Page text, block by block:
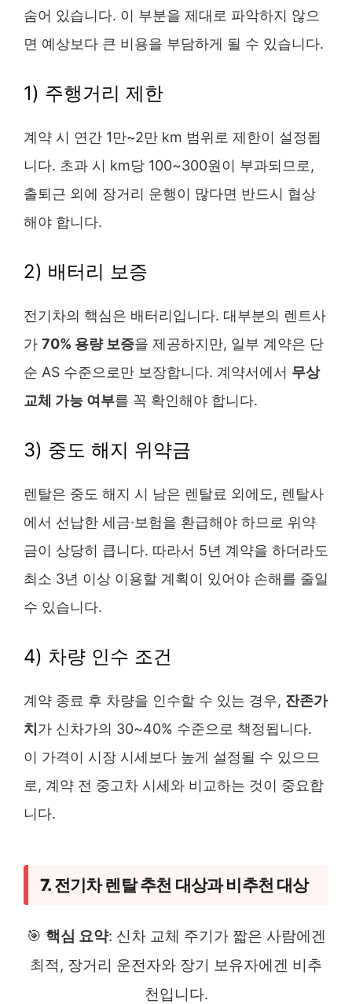
숨어 있습니다. 이 부분을 제대로 파악하지 않으
면 예상보다 큰 비용을 부담하게 될 수 있습니다.
1) 주행거리 제한
계약 시 연간 1만~2만 km 범위로 제한이 설정됩
니다. 초과 시 km당 100~300원이 부과되므로,
출퇴근 외에 장거리 운행이 많다면 반드시 협상
해야 합니다.
2) 배터리 보증
전기차의 핵심은 배터리입니다. 대부분의 렌트사
가 70% 용량 보증을 제공하지만, 일부 계약은 단
순 AS 수준으로만 보장합니다. 계약서에서 무상
교체 가능 여부를 꼭 확인해야 합니다.
3) 중도 해지 위약금
렌탈은 중도 해지 시 남은 렌탈료 외에도, 렌탈사
에서 선납한 세금·보험을 환급해야 하므로 위약
금이 상당히 큽니다. 따라서 5년 계약을 하더라도
최소 3년 이상 이용할 계획이 있어야 손해를 줄일
수 있습니다.
4) 차량 인수 조건
계약 종료 후 차량을 인수할 수 있는 경우, 잔존가
치 가 신차가의 30~40% 수준으로 책정됩니다.
이 가격이 시장 시세보다 높게 설정될 수 있으므
로, 계약 전 중고차 시세와 비교하는 것이 중요합
니다.
7. 전기차 렌탈 추천 대상과 비추천 대상
🎯 핵심 요약: 신차 교체 주기가 짧은 사람에겐
최적, 장거리 운전자와 장기 보유자에겐 비추
천입니다.